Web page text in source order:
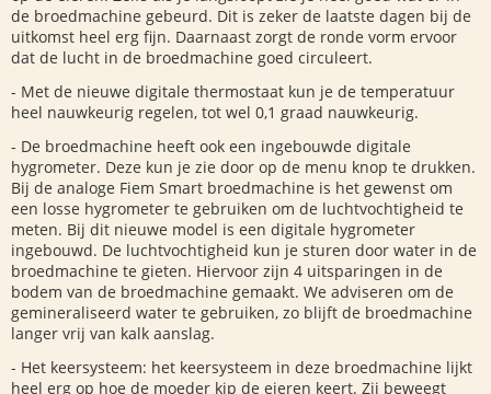
de broedmachine gebeurd. Dit is zeker de laatste dagen bij de
uitkomst heel erg fijn. Daarnaast zorgt de ronde vorm ervoor
dat de lucht in de broedmachine goed circuleert.
- Met de nieuwe digitale thermostaat kun je de temperatuur
heel nauwkeurig regelen, tot wel 0,1 graad nauwkeurig.
- De broedmachine heeft ook een ingebouwde digitale
hygrometer. Deze kun je zie door op de menu knop te drukken.
Bij de analoge Fiem Smart broedmachine is het gewenst om
een losse hygrometer te gebruiken om de luchtvochtigheid te
meten. Bij dit nieuwe model is een digitale hygrometer
ingebouwd. De luchtvochtigheid kun je sturen door water in de
broedmachine te gieten. Hiervoor zijn 4 uitsparingen in de
bodem van de broedmachine gemaakt. We adviseren om de
gemineraliseerd water te gebruiken, zo blijft de broedmachine
langer vrij van kalk aanslag.
- Het keersysteem: het keersysteem in deze broedmachine lijkt
heel erg op hoe de moeder kip de eieren keert. Zij beweegt